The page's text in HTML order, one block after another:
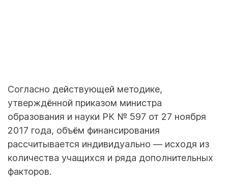
Согласно действующей методике,
утверждённой приказом министра
образования и науки РК № 597 от 27 ноября
2017 года, объём финансирования
рассчитывается индивидуально — исходя из
количества учащихся и ряда дополнительных
факторов.